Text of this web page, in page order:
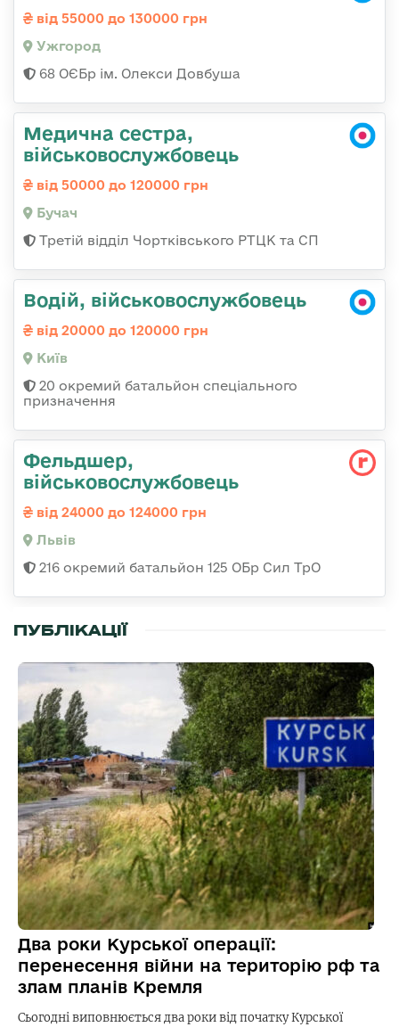
від 55000 до 130000 грн
Ужгород
68 ОЄБр ім. Олекси Довбуша
Медична сестра,
військовослужбовець
від 50000 до 120000 грн
Бучач
Третій відділ Чортківського РТЦК та СП
Водій, військовослужбовець
від 20000 до 120000 грн
Київ
20 окремий батальйон спеціального
призначення
Фельдшер,
військовослужбовець
від 24000 до 124000 грн
Львів
216 окремий батальйон 125 ОБр Сил ТрО
ПУБЛІКАЦІЇ
Два роки Курської операції:
перенесення війни на територію рф та
злам планів Кремля
Сьогодні виповнюється два роки від початку Курської